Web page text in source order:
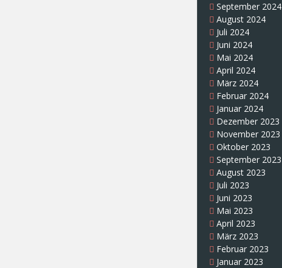
September 2024
August 2024
Juli 2024
Juni 2024
Mai 2024
April 2024
März 2024
Februar 2024
Januar 2024
Dezember 2023
November 2023
Oktober 2023
September 2023
August 2023
Juli 2023
Juni 2023
Mai 2023
April 2023
März 2023
Februar 2023
Januar 2023